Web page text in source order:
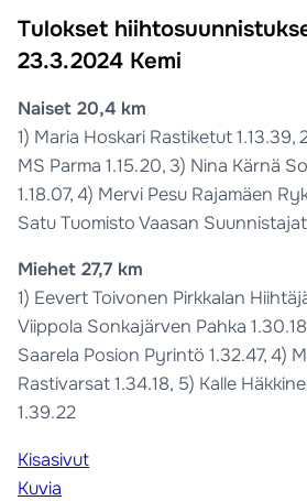
Tulokset
23.3.2024 Kemi
Naiset 20,4 km
1) Maria Hoskari Rastiketut 1.13.39,
MS Parma 1.15.20, 3) Nina Kärnä
1.18.07, 4) Mervi Pesu Rajamäen
Satu Tuomisto Vaasan Suunnistajat
Miehet 27,7 km
1) Eevert Toivonen Pirkkalan
Viippola Sonkajärven Pahka
Saarela Posion Pyrintö 1.32.47, 4)
Rastivarsat 1.34.18, 5) Kalle
1.39.22
Kisasivut
Kuvia